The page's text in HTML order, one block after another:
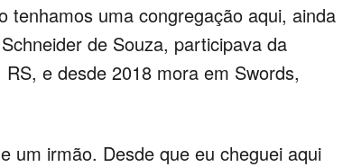
tenhamos uma congregação aqui, ainda
de Souza, participava da
e desde 2018 mora em Swords,
um irmão. Desde que eu cheguei aqui